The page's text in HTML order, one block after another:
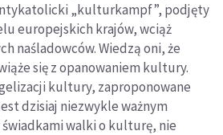
„kulturkampf”, podjęty
europejskich krajów, wciąż
naśladowców. Wiedzą oni, że
się z opanowaniem kultury.
kultury, zaproponowane
dzisiaj niezwykle ważnym
walki o kulturę, nie